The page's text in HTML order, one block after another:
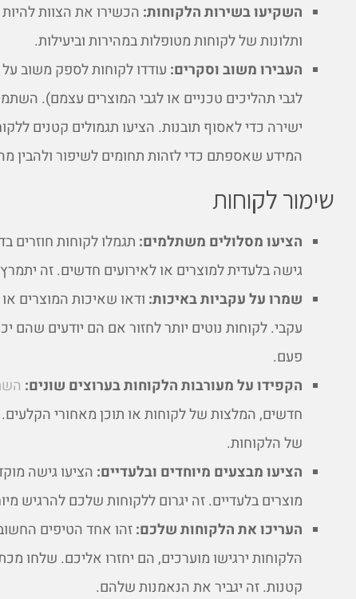
השקיעו בשירות הלקוחות: הכשירו את הצוות
ותלונות של לקוחות מטופלות במהירות וביעילות.
העבירו משוב וסקרים: עודדו לקוחות לספק משוב
לגבי תהליכים טכניים או לגבי המוצרים עצמם).
ישירה כדי לאסוף תובנות. הציעו תגמולים קטנים
המידע שאספתם כדי לזהות תחומים לשיפור ולהבין
שימור לקוחות
הציעו מסלולים משתלמים: תגמלו לקוחות חוזרים
גישה בלעדית למוצרים או לאירועים חדשים. זה
שמרו על עקביות באיכות: ודאו שאיכות המוצרים
עקבי. לקוחות נוטים יותר לחזור אם הם יודעים שהם
פעם.
הקפידו על מעורבות הלקוחות בערוצים שונים:
חדשים, המלצות של לקוחות או תוכן מאחורי הקלעים.
של הלקוחות.
הציעו מבצעים מיוחדים ובלעדיים: הציעו גישה
מוצרים בלעדיים. זה יגרום ללקוחות שלכם להרגיש
העריכו את הלקוחות שלכם:זהו אחד הטיפים
הלקוחות ירגישו מוערכים, הם יחזרו אליכם. שלחו
קטנות. זה יגביר את הנאמנות שלהם.